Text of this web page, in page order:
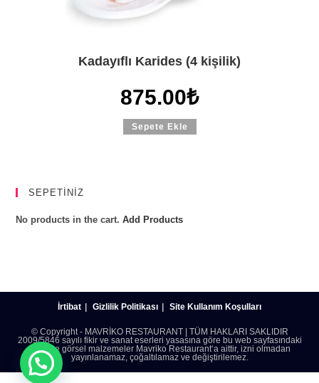
Kadayıflı Karides (4 kişilik)
875.00₺
Sepete Ekle
SEPETİNİZ
No products in the cart.Add Products
İrtibat Gizlilik Politikası Site Kullanım Koşulları
© Copyright - MAVRİKO RESTAURANT | TÜM HAKLARI SAKLIDIR
2009/5846 sayılı fikir ve sanat eserleri yasasına göre bu web sayfasındaki
yazılı ve görsel malzemeler Mavriko Restaurant‘a aittir, izni olmadan
yayınlanamaz, çoğaltılamaz ve değiştirilemez.